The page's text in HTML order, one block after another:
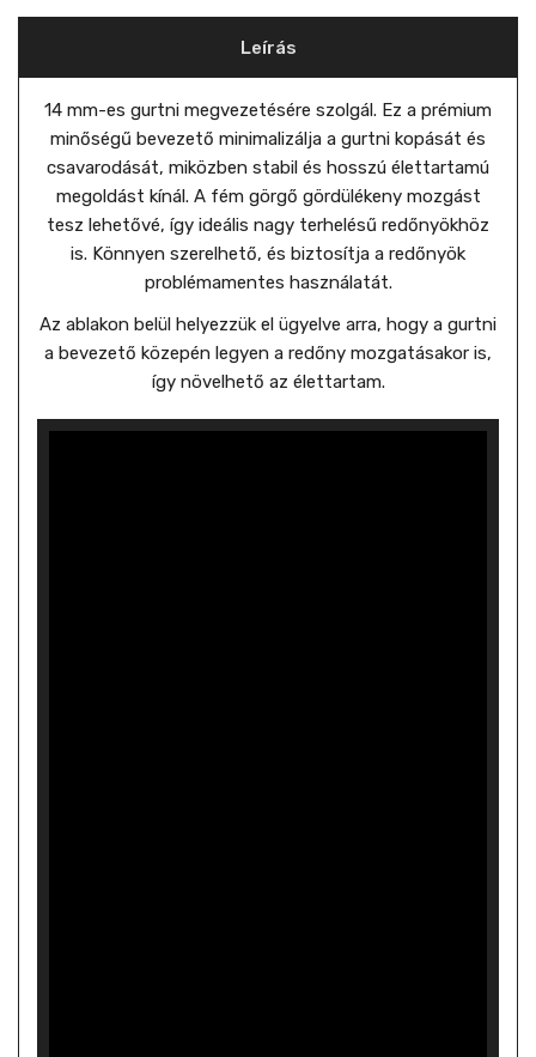
Leírás
14 mm-es gurtni megvezetésére szolgál. Ez a prémium
minőségű bevezető minimalizálja a gurtni kopását és
csavarodását, miközben stabil és hosszú élettartamú
megoldást kínál. A fém görgő gördülékeny mozgást
tesz lehetővé, így ideális nagy terhelésű redőnyökhöz
is. Könnyen szerelhető, és biztosítja a redőnyök
problémamentes használatát.
Az ablakon belül helyezzük el ügyelve arra, hogy a gurtni
a bevezető közepén legyen a redőny mozgatásakor is,
így növelhető az élettartam.